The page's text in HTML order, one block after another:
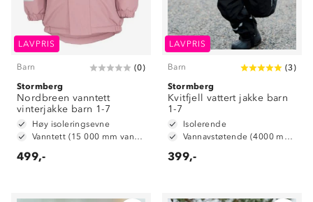
LAVPRIS
Barn (0)
Stormberg
Nordbreen vanntett
vinterjakke barn 1-7
Høy isoleringsevne
Vanntett (15 000 mm vannsøyle)
499,-
LAVPRIS
Barn (3)
Stormberg
Kvitfjell vattert jakke barn
1-7
Isolerende
Vannavstøtende (4000 mm vannsøyle)
399,-